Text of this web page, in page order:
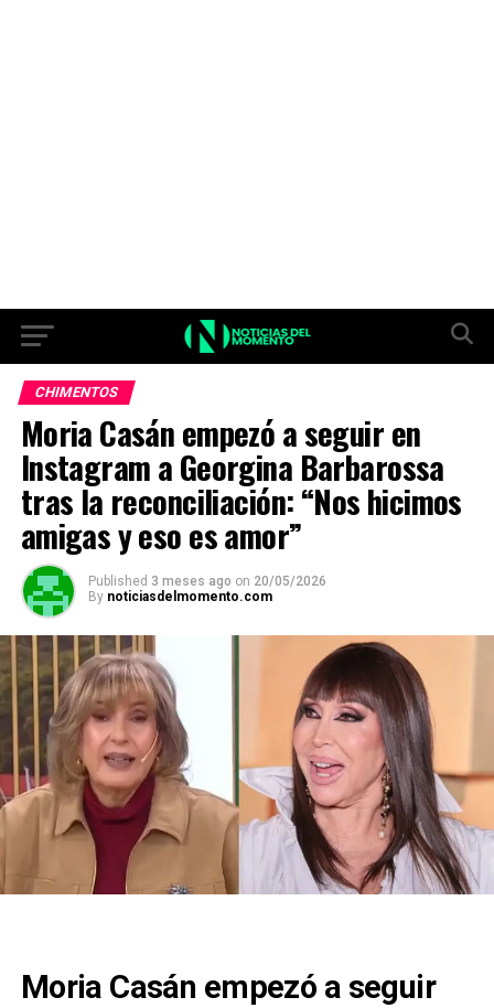
CHIMENTOS
Moria Casán empezó a seguir en
Instagram a Georgina Barbarossa
tras la reconciliación: “Nos hicimos
amigas y eso es amor”
Published 3 meses ago on 20/05/2026
By noticiasdelmomento.com
Moria Casán empezó a seguir